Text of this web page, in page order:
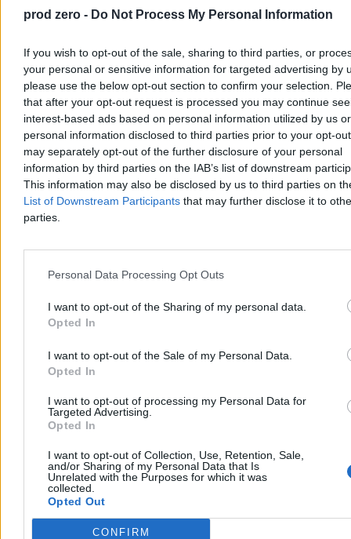
prod zero - Do Not Process My Personal Information
If you wish to opt-out of the sale, sharing to third parties, or
your personal or sensitive information for targeted advertising by
please use the below opt-out section to confirm your selection.
that after your opt-out request is processed you may continue
interest-based ads based on personal information utilized by us or
personal information disclosed to third parties prior to your opt-
may separately opt-out of the further disclosure of your personal
information by third parties on the IAB’s list of downstream
This information may also be disclosed by us to third parties on
List of Downstream Participants that may further disclose it to
parties.
Personal Data Processing Opt Outs
I want to opt-out of the Sharing of my personal data.
Opted In
I want to opt-out of the Sale of my Personal Data.
Opted In
I want to opt-out of processing my Personal Data for
Targeted Advertising.
Opted In
I want to opt-out of Collection, Use, Retention, Sale,
and/or Sharing of my Personal Data that Is
Unrelated with the Purposes for which it was
collected.
Opted Out
CONFIRM
(te słowa zapewne wypowiedział prezydent Miszalski, tyle że nie
publicznie).
Reklama
Reklama